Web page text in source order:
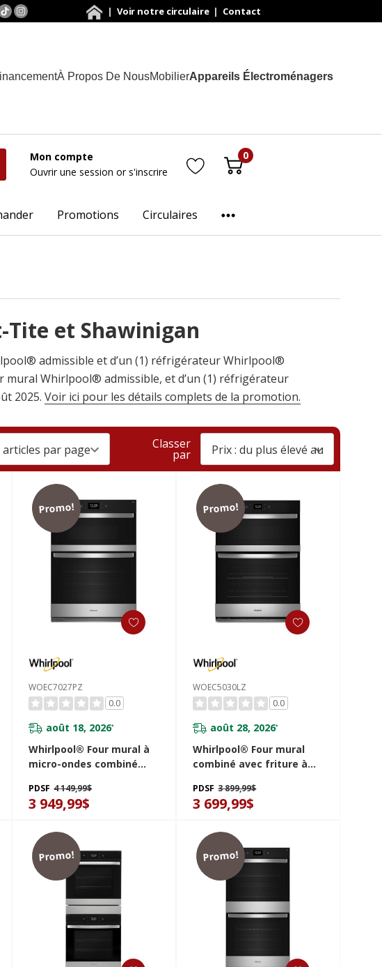
| Voir notre circulaire | Contact
À Propos De NousMobilierAppareils Électroménagers
Mon compte
Ouvrir une session or s'inscrire
0
Promotions Circulaires
Tite et Shawinigan
admissible et d’un (1) réfrigérateur Whirlpool®
mural Whirlpool® admissible, et d’un (1) réfrigérateur
2025. Voir ici pour les détails complets de la promotion.
Classer
par
Promo!
WOEC7027PZ
0.0
août 18, 2026*
Whirlpool® Four mural à
micro-ondes combiné
cu WOEC7027PZ
PDSF 4 149,99$
3 949,99$
Promo!
WOEC5030LZ
0.0
août 28, 2026*
Whirlpool® Four mural
combiné avec friture à
total WOEC5030LZ
PDSF 3 899,99$
3 699,99$
Promo! Promo!